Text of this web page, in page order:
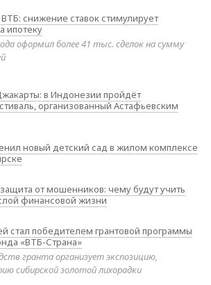
снижение ставок стимулирует
ипотеку
оформил более 41 тыс. сделок на сумму
в Индонезии пройдёт
организованный Астафьевским
новый детский сад в жилом комплексе
от мошенников: чему будут учить
финансовой жизни
стал победителем грантовой программы
«ВТБ-Страна»
гранта организует экспозицию,
сибирской золотой лихорадки